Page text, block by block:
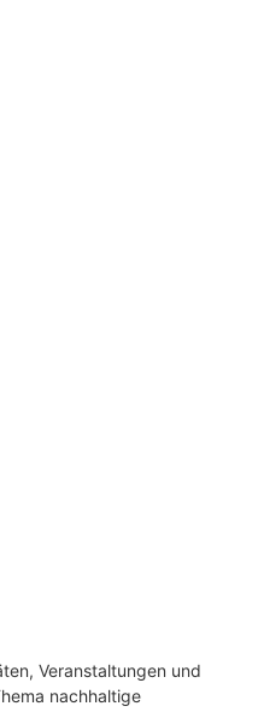
Veranstaltungen und
nachhaltige